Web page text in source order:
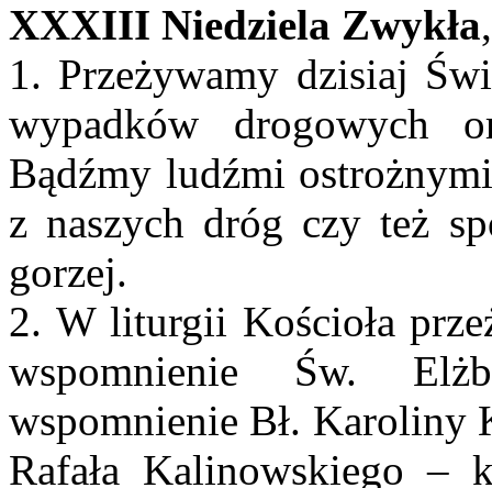
XXXIII Niedziela Zwykła
1. Przeżywamy dzisiaj
wypadków drogowych
Bądźmy ludźmi
z naszych dróg czy też
gorzej.
2. W liturgii Kościoła
wspomnienie Św.
wspomnienie Bł. Karoliny
Rafała Kalinowskiego